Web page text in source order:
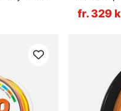
fr. 329